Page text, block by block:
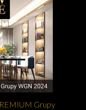
Grupy